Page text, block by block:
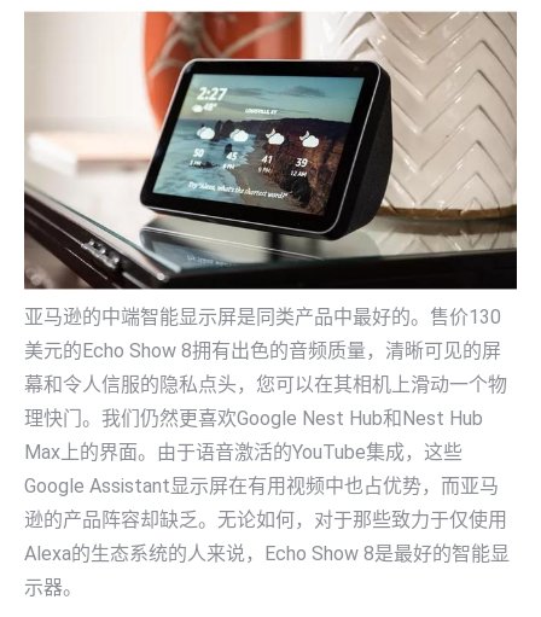
亚马逊的中端智能显示屏是同类产品中最好的。售价130
美元的Echo Show 8拥有出色的音频质量，清晰可见的屏
幕和令人信服的隐私点头，您可以在其相机上滑动一个物
理快门。我们仍然更喜欢Google Nest Hub和Nest Hub
Max上的界面。由于语音激活的YouTube集成，这些
Google Assistant显示屏在有用视频中也占优势，而亚马
逊的产品阵容却缺乏。无论如何，对于那些致力于仅使用
Alexa的生态系统的人来说，Echo Show 8是最好的智能显
示器。